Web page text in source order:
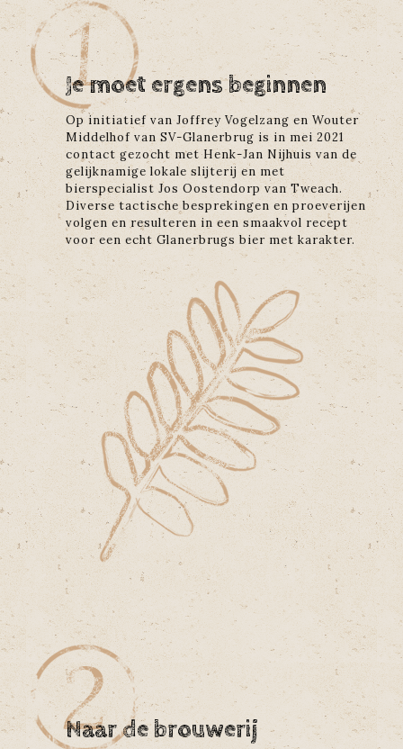
Je moet ergens beginnen
Op initiatief van Joffrey Vogelzang en Wouter
Middelhof van SV-Glanerbrug is in mei 2021
contact gezocht met Henk-Jan Nijhuis van de
gelijknamige lokale slijterij en met
bierspecialist Jos Oostendorp van Tweach.
Diverse tactische besprekingen en proeverijen
volgen en resulteren in een smaakvol recept
voor een echt Glanerbrugs bier met karakter.
Naar de brouwerij